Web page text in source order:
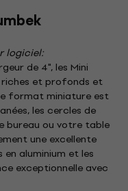
logiciel:
de 4", les Mini
riches et profonds et
format miniature est
les cercles de
bureau ou votre table
une excellente
en aluminium et les
exceptionnelle avec